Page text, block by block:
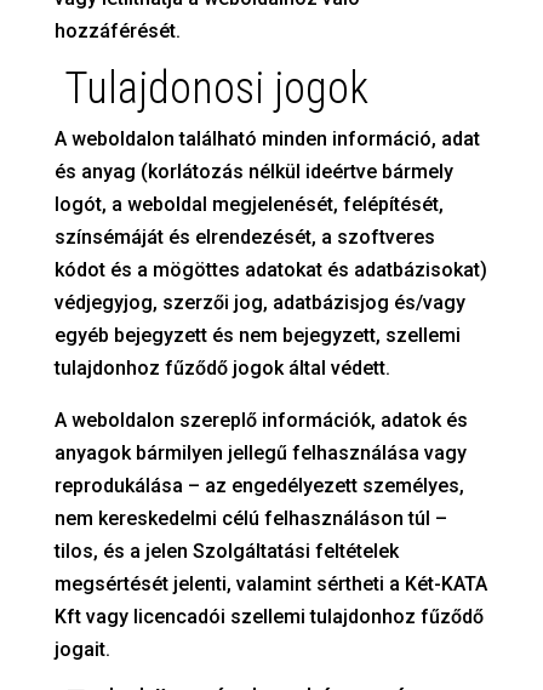
hozzáférését.
Tulajdonosi jogok
A weboldalon található minden információ, adat
és anyag (korlátozás nélkül ideértve bármely
logót, a weboldal megjelenését, felépítését,
színsémáját és elrendezését, a szoftveres
kódot és a mögöttes adatokat és adatbázisokat)
védjegyjog, szerzői jog, adatbázisjog és/vagy
egyéb bejegyzett és nem bejegyzett, szellemi
tulajdonhoz fűződő jogok által védett.
A weboldalon szereplő információk, adatok és
anyagok bármilyen jellegű felhasználása vagy
reprodukálása – az engedélyezett személyes,
nem kereskedelmi célú felhasználáson túl –
tilos, és a jelen Szolgáltatási feltételek
megsértését jelenti, valamint sértheti a Két-KATA
Kft vagy licencadói szellemi tulajdonhoz fűződő
jogait.